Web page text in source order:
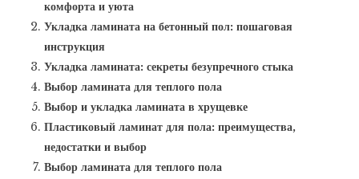
комфорта и уюта
Укладка ламината на бетонный пол: пошаговая
инструкция
Укладка ламината: секреты безупречного стыка
Выбор ламината для теплого пола
Выбор и укладка ламината в хрущевке
Пластиковый ламинат для пола: преимущества,
недостатки и выбор
Выбор ламината для теплого пола